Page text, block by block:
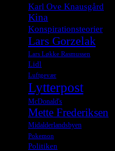
Karl Ove Knausgård
Kina
Konspirationsteorier
Lars Gorzelak
Lars Løkke Rasmussen
Lidl
Luftgevær
Lytterpost
McDonald's
Mette Frederiksen
Midalderlandsbyen
Pokemon
Politiken